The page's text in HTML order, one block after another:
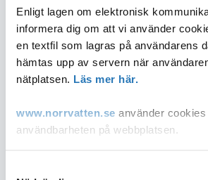
Enligt lagen om elektronisk
informera dig om att vi använder
en textfil som lagras på användarens
hämtas upp av servern när
nätplatsen. Läs mer här.
www.norrvatten.se använder
användbarheten på webbplatsen.
morgon, på kvällen eller nattetid och
det är som varmast så att inte vattnet
kanna eller vattenslang som du håller i
Spara regnvattnet från stuprör i en
vattning.
Placera krukor med känsliga växter på
Låt gräsmattan vara. Den återhämtar
torka.